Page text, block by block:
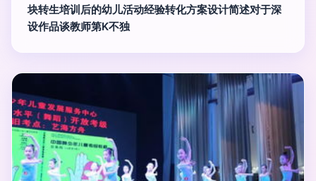
块转生培训后的幼儿活动经验转化方案设计简述对于深
设作品谈教师第K不独